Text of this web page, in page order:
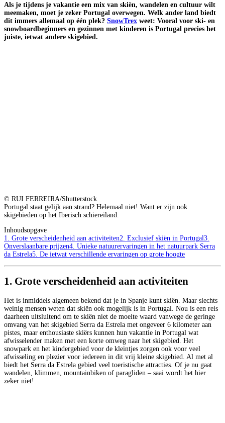
Als je tijdens je vakantie een mix van skiën, wandelen en cultuur wilt
meemaken, moet je zeker Portugal overwegen. Welk ander land biedt
dit immers allemaal op één plek? SnowTrex weet: Vooral voor ski- en
snowboardbeginners en gezinnen met kinderen is Portugal precies het
juiste, ietwat andere skigebied.
© RUI FERREIRA/Shutterstock
Portugal staat gelijk aan strand? Helemaal niet! Want er zijn ook
skigebieden op het Iberisch schiereiland.
Inhoudsopgave
1. Grote verscheidenheid aan activiteiten2. Exclusief skiën in Portugal3.
Onverslaanbare prijzen4. Unieke natuurervaringen in het natuurpark Serra
da Estrela5. De ietwat verschillende ervaringen op grote hoogte
1. Grote verscheidenheid aan activiteiten
Het is inmiddels algemeen bekend dat je in Spanje kunt skiën. Maar slechts
weinig mensen weten dat skiën ook mogelijk is in Portugal. Nou is een reis
daarheen uitsluitend om te skiën niet de moeite waard vanwege de geringe
omvang van het skigebied Serra da Estrela met ongeveer 6 kilometer aan
pistes, maar enthousiaste skiërs kunnen hun vakantie in Portugal wat
afwisselender maken met een korte omweg naar het skigebied. Het
snowpark en het kindergebied voor de kleintjes zorgen ook voor veel
afwisseling en plezier voor iedereen in dit vrij kleine skigebied. Al met al
biedt het Serra da Estrela gebied veel toeristische attracties. Of je nu gaat
wandelen, klimmen, mountainbiken of paragliden – saai wordt het hier
zeker niet!